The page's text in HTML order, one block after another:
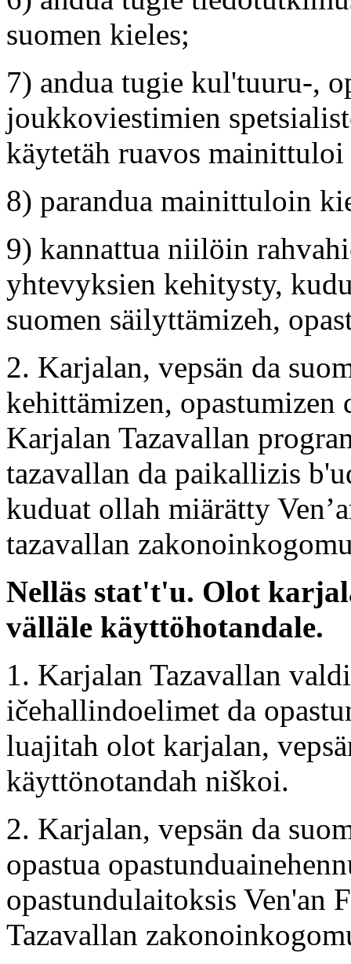
suomen kieles;
7) andua tugie kul'tuuru-,
joukkoviestimien
käytetäh ruavos
8) parandua mainittuloin
9) kannattua niilöin
yhtevyksien kehitysty,
suomen säilyttämizeh,
2. Karjalan, vepsän da
kehittämizen,
Karjalan Tazavallan
tazavallan da paikallizis
kuduat ollah miärätty
tazavallan
Nelläs stat't'u. Olot
välläle käyttöhotandale.
1. Karjalan Tazavallan
ičehallindoelimet da
luajitah olot karjalan,
käyttönotandah niškoi.
2. Karjalan, vepsän da
opastua
opastundulaitoksis Ven'an
Tazavallan